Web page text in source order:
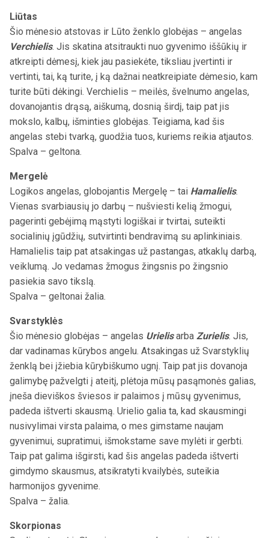
Liūtas
Šio mėnesio atstovas ir Lūto ženklo globėjas – angelas
Verchielis. Jis skatina atsitraukti nuo gyvenimo iššūkių ir
atkreipti dėmesį, kiek jau pasiekėte, tiksliau įvertinti ir
vertinti, tai, ką turite, į ką dažnai neatkreipiate dėmesio, kam
turite būti dėkingi. Verchielis – meilės, švelnumo angelas,
dovanojantis drąsą, aiškumą, dosnią širdį, taip pat jis
mokslo, kalbų, išminties globėjas. Teigiama, kad šis
angelas stebi tvarką, guodžia tuos, kuriems reikia atjautos.
Spalva – geltona.
Mergelė
Logikos angelas, globojantis Mergelę – tai Hamalielis.
Vienas svarbiausių jo darbų – nušviesti kelią žmogui,
pagerinti gebėjimą mąstyti logiškai ir tvirtai, suteikti
socialinių įgūdžių, sutvirtinti bendravimą su aplinkiniais.
Hamalielis taip pat atsakingas už pastangas, atkaklų darbą,
veiklumą. Jo vedamas žmogus žingsnis po žingsnio
pasiekia savo tikslą.
Spalva – geltonai žalia.
Svarstyklės
Šio mėnesio globėjas – angelas Urielis arba Zurielis. Jis,
dar vadinamas kūrybos angelu. Atsakingas už Svarstyklių
ženklą bei įžiebia kūrybiškumo ugnį. Taip pat jis dovanoja
galimybę pažvelgti į ateitį, plėtoja mūsų pasąmonės galias,
įneša dieviškos šviesos ir palaimos į mūsų gyvenimus,
padeda ištverti skausmą. Urielio galia ta, kad skausmingi
nusivylimai virsta palaima, o mes gimstame naujam
gyvenimui, supratimui, išmokstame save mylėti ir gerbti.
Taip pat galima išgirsti, kad šis angelas padeda ištverti
gimdymo skausmus, atsikratyti kvailybės, suteikia
harmonijos gyvenime.
Spalva – žalia.
Skorpionas